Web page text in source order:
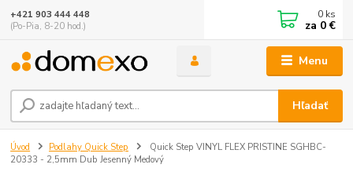
Menu
Hľadať
+421 903 444 448
(Po-Pia, 8-20 hod.)
0 ks
za 0 €
Úvod Podlahy Quick Step
Quick Step VINYL FLEX PRISTINE SGHBC-
20333 - 2,5mm Dub Jesenný Medový